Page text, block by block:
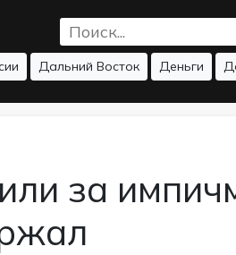
Дальний Восток Деньги
за